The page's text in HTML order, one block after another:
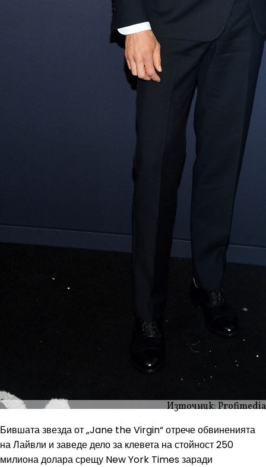
Източник: Profimedia
Бившата звезда от „Jane the Virgin“ отрече обвиненията
на Лайвли и заведе дело за клевета на стойност 250
милиона долара срещу New York Times заради